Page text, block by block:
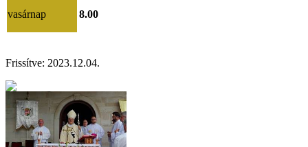
vasárnap 8.00
Frissítve: 2023.12.04.